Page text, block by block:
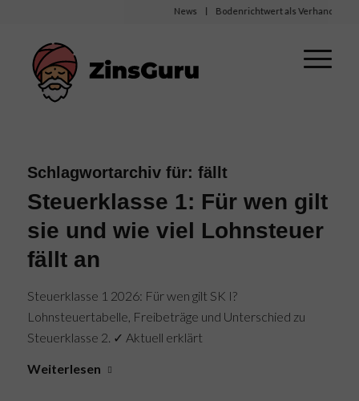
News Bodenrichtwert als
Schlagwortarchiv für: fällt
Steuerklasse 1: Für wen gilt
sie und wie viel Lohnsteuer
fällt an
Steuerklasse 1 2026: Für wen gilt SK I?
Lohnsteuertabelle, Freibeträge und Unterschied zu
Steuerklasse 2. ✓ Aktuell erklärt
Weiterlesen